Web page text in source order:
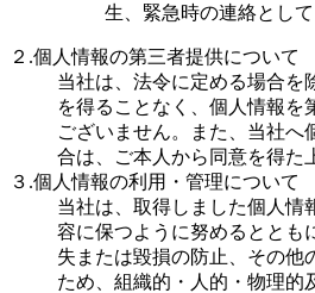
生、緊急時の連絡として
２.個人情報の第三者提供について
当社は、法令に定める場合を
を得ることなく、個人情報を
ございません。また、当社へ
合は、ご本人から同意を得た
３.個人情報の利用・管理について
当社は、取得しました個人情
容に保つように努めるととも
失または毀損の防止、その他
ため、組織的・人的・物理的